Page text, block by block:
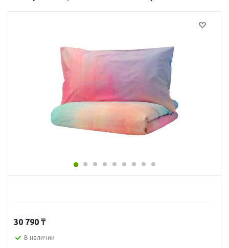
30 790 ₸
В наличии